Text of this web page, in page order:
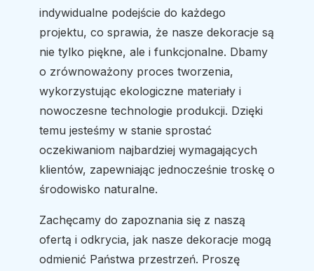
indywidualne podejście do każdego
projektu, co sprawia, że nasze dekoracje są
nie tylko piękne, ale i funkcjonalne. Dbamy
o zrównoważony proces tworzenia,
wykorzystując ekologiczne materiały i
nowoczesne technologie produkcji. Dzięki
temu jesteśmy w stanie sprostać
oczekiwaniom najbardziej wymagających
klientów, zapewniając jednocześnie troskę o
środowisko naturalne.
Zachęcamy do zapoznania się z naszą
ofertą i odkrycia, jak nasze dekoracje mogą
odmienić Państwa przestrzeń. Proszę